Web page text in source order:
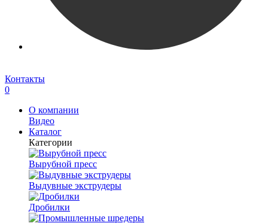
Контакты
0
О компании
Видео
Каталог
Категории
Вырубной пресс
Выдувные экструдеры
Дробилки